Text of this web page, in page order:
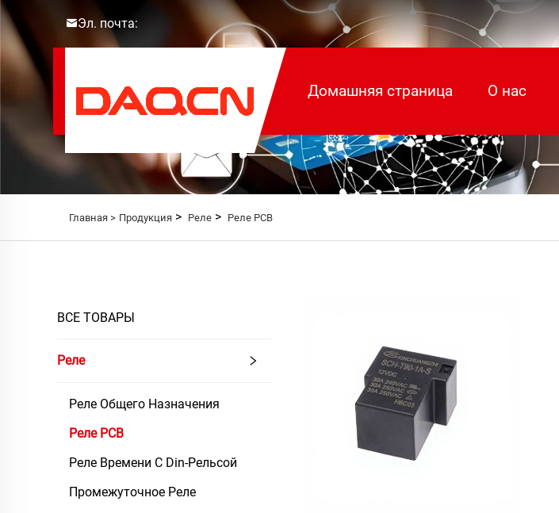
Эл. почта:
Домашняя страница О нас
Главная > Продукция > Реле > Реле PCB
ВСЕ ТОВАРЫ
Реле
Реле Общего Назначения
Реле PCB
Реле Времени С Din-Рельсой
Промежуточное Реле